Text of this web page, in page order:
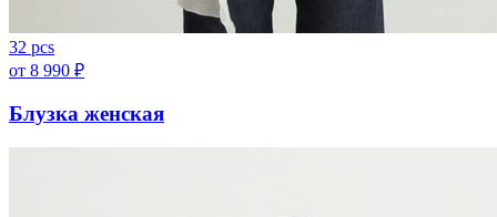
32 pcs
от 8 990 ₽
Блузка женская